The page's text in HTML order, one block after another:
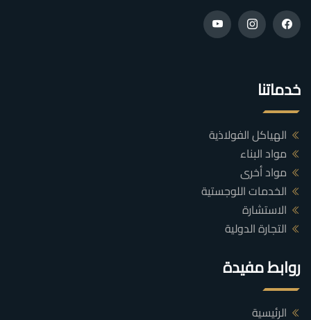
خدماتنا
الهياكل الفولاذية
مواد البناء
مواد أخرى
الخدمات اللوجستية
الاستشارة
التجارة الدولية
روابط مفيدة
الرئيسية